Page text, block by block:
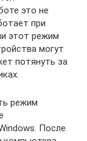
это не
при
этот режим
могут
потянуть за
режим
После